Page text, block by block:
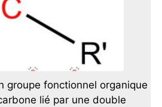
groupe fonctionnel organique
lié par une double